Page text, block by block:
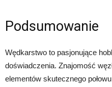
Podsumowanie
Wędkarstwo to pasjonujące
doświadczenia. Znajomość
elementów skutecznego